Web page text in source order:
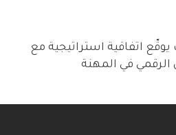
اتفاقية استراتيجية مع